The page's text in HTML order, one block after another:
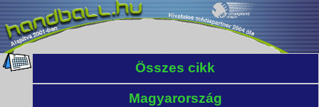
Összes cikk
Magyarország